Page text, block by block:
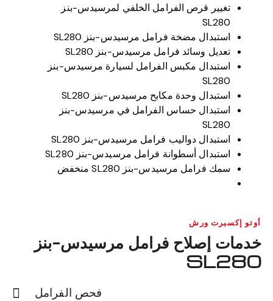
تغيير قرص الفرامل الخلفي لمرسيدس-بنز
SL280
استبدال مضخة فرامل مرسيدس-بنز SL280
تعديل وسائد فرامل مرسيدس-بنز SL280
استبدال مكبس الفرامل لسيارة مرسيدس-بنز
SL280
استبدال وحدة مكابح مرسيدس-بنز SL280
استبدال حساس الفرامل في مرسيدس-بنز
SL280
استبدال دواليب فرامل مرسيدس-بنز SL280
استبدال أسطوانة فرامل مرسيدس-بنز SL280
سمك فرامل مرسيدس-بنز SL280 منخفض
أوتو إكسبرت ورش
خدمات إصلاح فرامل مرسيدس-بنز
SL280
فحص الفرامل